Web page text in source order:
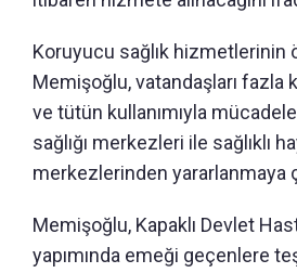
Koruyucu sağlık hizmetlerinin
Memişoğlu, vatandaşları fazla
ve tütün kullanımıyla
sağlığı merkezleri ile sağlıklı
merkezlerinden yararlanmaya
Memişoğlu, Kapaklı Devlet
yapımında emeği geçenlere